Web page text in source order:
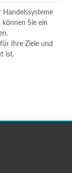
Handelssysteme
können Sie ein
Ihre Ziele und
ist.